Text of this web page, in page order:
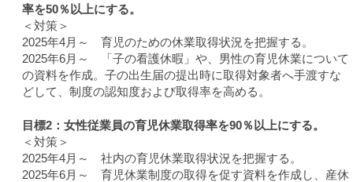
率を50％以上にする。
＜対策＞
2025年4月～ 育児のための休業取得状況を把握する。
2025年6月～ 「子の看護休暇」や、男性の育児休業について
の資料を作成。子の出生届の提出時に取得対象者へ手渡すな
どして、制度の認知度および取得率を高める。
目標2：女性従業員の育児休業取得率を90％以上にする。
＜対策＞
2025年4月～ 社内の育児休業取得状況を把握する。
2025年6月～ 育児休業制度の取得を促す資料を作成し、産休